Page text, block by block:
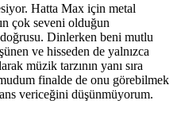
Hatta Max için metal
çok seveni olduğun
Dinlerken beni mutlu
ve hisseden de yalnızca
müzik tarzının yanı sıra
finalde de onu görebilmek
vericeğini düşünmüyorum.